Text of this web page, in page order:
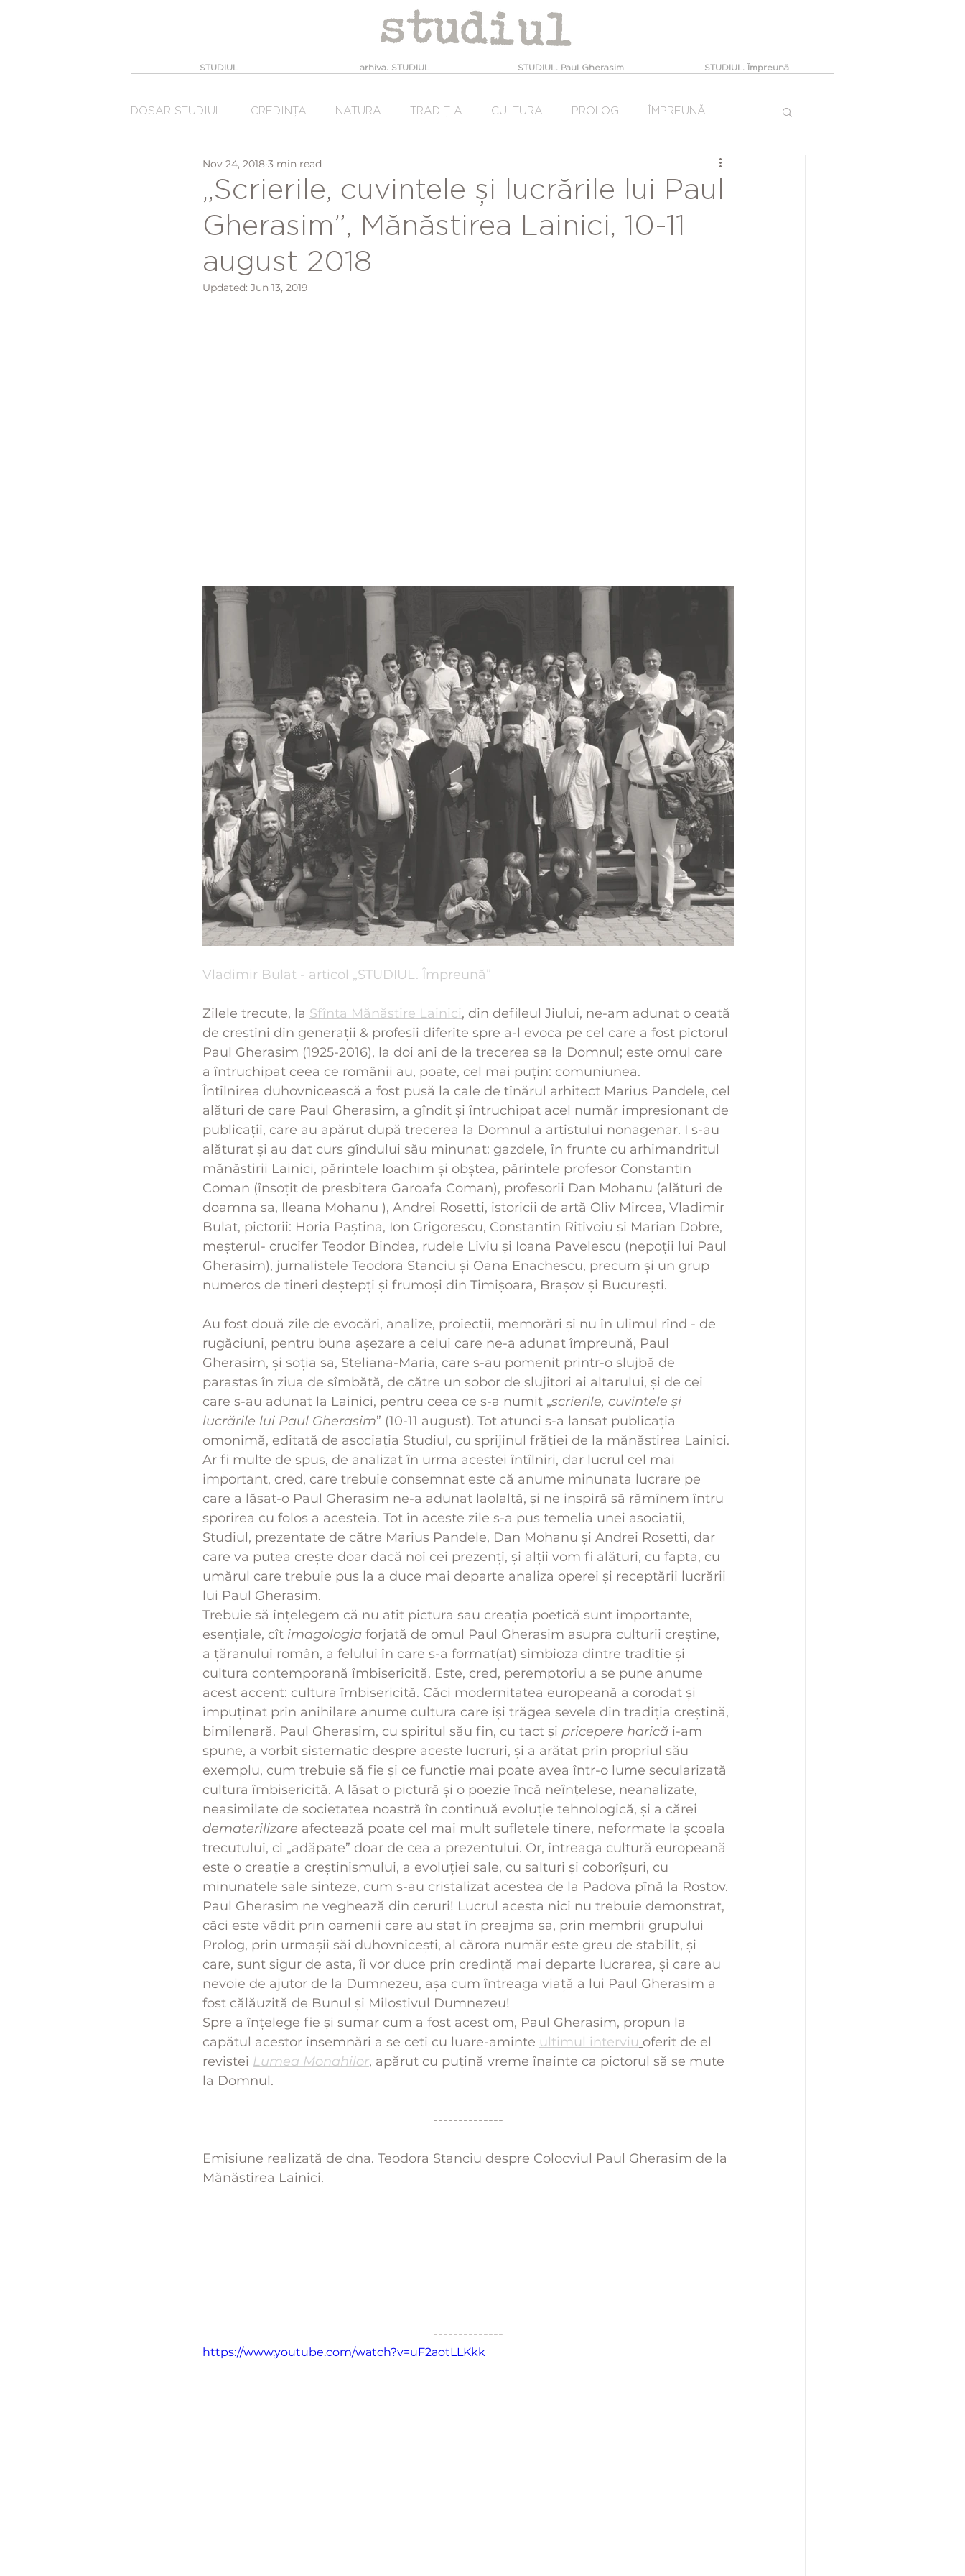
STUDIUL arhiva. STUDIUL STUDIUL. Paul Gherasim STUDIUL. Împreună
DOSAR STUDIUL CREDINȚA NATURA TRADIȚIA CULTURA PROLOG ÎMPREUNĂ
„Scrierile, cuvintele și lucrările lui Paul
Gherasim”, Mănăstirea Lainici, 10-11
august 2018
Nov 24, 2018 3 min read
Updated: Jun 13, 2019
Vladimir Bulat - articol „STUDIUL. Împreună”
Zilele trecute, la Sfînta Mănăstire Lainici, din defileul Jiului, ne-am adunat o ceată
de creștini din generații & profesii diferite spre a-l evoca pe cel care a fost pictorul
Paul Gherasim (1925-2016), la doi ani de la trecerea sa la Domnul; este omul care
a întruchipat ceea ce românii au, poate, cel mai puțin: comuniunea.
Întîlnirea duhovnicească a fost pusă la cale de tînărul arhitect Marius Pandele, cel
alături de care Paul Gherasim, a gîndit și întruchipat acel număr impresionant de
publicații, care au apărut după trecerea la Domnul a artistului nonagenar. I s-au
alăturat și au dat curs gîndului său minunat: gazdele, în frunte cu arhimandritul
mănăstirii Lainici, părintele Ioachim și obștea, părintele profesor Constantin
Coman (însoțit de presbitera Garoafa Coman), profesorii Dan Mohanu (alături de
doamna sa, Ileana Mohanu ), Andrei Rosetti, istoricii de artă Oliv Mircea, Vladimir
Bulat, pictorii: Horia Paștina, Ion Grigorescu, Constantin Ritivoiu și Marian Dobre,
meșterul- crucifer Teodor Bindea, rudele Liviu și Ioana Pavelescu (nepoții lui Paul
Gherasim), jurnalistele Teodora Stanciu și Oana Enachescu, precum și un grup
numeros de tineri deștepți și frumoși din Timișoara, Brașov și București.
Au fost două zile de evocări, analize, proiecții, memorări și nu în ulimul rînd - de
rugăciuni, pentru buna așezare a celui care ne-a adunat împreună, Paul
Gherasim, și soția sa, Steliana-Maria, care s-au pomenit printr-o slujbă de
parastas în ziua de sîmbătă, de către un sobor de slujitori ai altarului, și de cei
care s-au adunat la Lainici, pentru ceea ce s-a numit „scrierile, cuvintele și
lucrările lui Paul Gherasim” (10-11 august). Tot atunci s-a lansat publicația
omonimă, editată de asociația Studiul, cu sprijinul frăției de la mănăstirea Lainici.
Ar fi multe de spus, de analizat în urma acestei întîlniri, dar lucrul cel mai
important, cred, care trebuie consemnat este că anume minunata lucrare pe
care a lăsat-o Paul Gherasim ne-a adunat laolaltă, și ne inspiră să rămînem întru
sporirea cu folos a acesteia. Tot în aceste zile s-a pus temelia unei asociații,
Studiul, prezentate de către Marius Pandele, Dan Mohanu și Andrei Rosetti, dar
care va putea crește doar dacă noi cei prezenți, și alții vom fi alături, cu fapta, cu
umărul care trebuie pus la a duce mai departe analiza operei și receptării lucrării
lui Paul Gherasim.
Trebuie să înțelegem că nu atît pictura sau creația poetică sunt importante,
esențiale, cît imagologia forjată de omul Paul Gherasim asupra culturii creștine,
a țăranului român, a felului în care s-a format(at) simbioza dintre tradiție și
cultura contemporană îmbisericită. Este, cred, peremptoriu a se pune anume
acest accent: cultura îmbisericită. Căci modernitatea europeană a corodat și
împuținat prin anihilare anume cultura care își trăgea sevele din tradiția creștină,
bimilenară. Paul Gherasim, cu spiritul său fin, cu tact și pricepere harică i-am
spune, a vorbit sistematic despre aceste lucruri, și a arătat prin propriul său
exemplu, cum trebuie să fie și ce funcție mai poate avea într-o lume secularizată
cultura îmbisericită. A lăsat o pictură și o poezie încă neînțelese, neanalizate,
neasimilate de societatea noastră în continuă evoluție tehnologică, și a cărei
dematerilizare afectează poate cel mai mult sufletele tinere, neformate la școala
trecutului, ci „adăpate” doar de cea a prezentului. Or, întreaga cultură europeană
este o creație a creștinismului, a evoluției sale, cu salturi și coborîșuri, cu
minunatele sale sinteze, cum s-au cristalizat acestea de la Padova pînă la Rostov.
Paul Gherasim ne veghează din ceruri! Lucrul acesta nici nu trebuie demonstrat,
căci este vădit prin oamenii care au stat în preajma sa, prin membrii grupului
Prolog, prin urmașii săi duhovnicești, al cărora număr este greu de stabilit, și
care, sunt sigur de asta, îi vor duce prin credință mai departe lucrarea, și care au
nevoie de ajutor de la Dumnezeu, așa cum întreaga viață a lui Paul Gherasim a
fost călăuzită de Bunul și Milostivul Dumnezeu!
Spre a înțelege fie și sumar cum a fost acest om, Paul Gherasim, propun la
capătul acestor însemnări a se ceti cu luare-aminte ultimul interviu oferit de el
revistei Lumea Monahilor, apărut cu puțină vreme înainte ca pictorul să se mute
la Domnul.
--------------
Emisiune realizată de dna. Teodora Stanciu despre Colocviul Paul Gherasim de la
Mănăstirea Lainici.
--------------
https://www.youtube.com/watch?v=uF2aotLLKkk